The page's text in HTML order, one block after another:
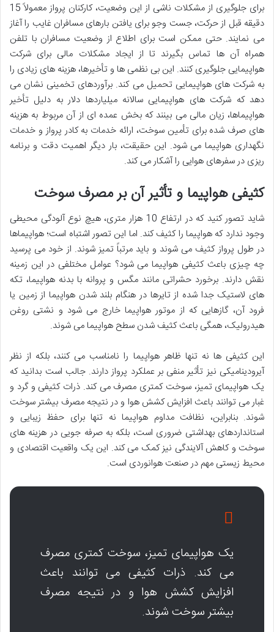
برای جلوگیری از مشکلات ناشی از این وضعیت، کارکنان پرواز معمولاً 15
دقیقه قبل از حرکت، جست وجو برای یافتن بارهای مسافران غایب را آغاز
می نمایند. حتی ممکن است برای اطلاع از وضعیت مسافران با تلفن
همراه آن ها تماس بگیرند تا از ایجاد مشکلات مالی برای شرکت
هواپیمایی جلوگیری کنند. این بی نظمی ها و تأخیرها، هزینه های زیادی را
به شرکت های هواپیمایی تحمیل می کند. برآوردهای تخمینی نشان می
دهد که شرکت های هواپیمایی سالانه میلیاردها دلار به دلیل تأخیر
هواپیماها، زیان مالی می بینند که بخش عمده ای از آن مربوط به هزینه
های صرف شده برای تأمین سوخت، ارائه خدمات به کادر پرواز و خدمات
نگهداری هواپیما می شود. این حقیقت، بار دیگر اهمیت دقت و برنامه
ریزی در سفرهای هوایی را آشکار می کند.
کثیفی هواپیما و تأثیر آن بر مصرف سوخت
شاید تصور کنید که در ارتفاع 10 هزار متری، هیچ نوع آلودگی محیطی
وجود ندارد که هواپیما را کثیف کند. اما این تصور اشتباه است؛ هواپیماها
در طول پرواز کثیف می شوند و باید مرتباً تمیز شوند. از خود می پرسید
چه چیزی باعث کثیفی هواپیما می شود؟ عوامل مختلفی در این زمینه
نقش دارند. برخورد حشراتی مانند مگس و پروانه با بدنه هواپیما، تکه
های لاستیک جدا شده از تایرها در هنگام بلند شدن هواپیما از زمین یا
فرود آن، گازهایی که از موتور هواپیما خارج می شود و نشتی روغن
هیدرولیک، همگی باعث کثیف شدن سطح هواپیما می شوند.
این کثیفی ها نه تنها ظاهر هواپیما را نامناسب می کنند، بلکه از نظر
آیرودینامیکی نیز تأثیر منفی بر عملکرد پرواز دارند. جالب است بدانید که
یک هواپیمای تمیز، سوخت کمتری مصرف می کند. ذرات کثیفی و گرد و
غبار می توانند باعث افزایش کشش هوا و در نتیجه مصرف بیشتر سوخت
شوند. بنابراین، نظافت مداوم هواپیما نه تنها برای حفظ زیبایی و
استانداردهای بهداشتی ضروری است، بلکه به صرفه جویی در هزینه های
سوخت و کاهش آلایندگی نیز کمک می کند. این یک واقعیت اقتصادی و
محیط زیستی مهم در صنعت هوانوردی است.
یک هواپیمای تمیز، سوخت کمتری مصرف
می کند. ذرات کثیفی می توانند باعث
افزایش کشش هوا و در نتیجه مصرف
بیشتر سوخت شوند.